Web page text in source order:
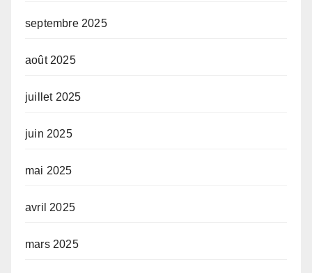
septembre 2025
août 2025
juillet 2025
juin 2025
mai 2025
avril 2025
mars 2025